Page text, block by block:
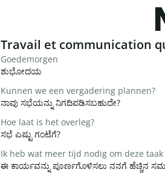
Slide 1 of 6
Travail et communication
Goedemorgen
ಶುಭೋದಯ
Kunnen we een vergadering plannen?
ನಾವು ಸಭೆಯನ್ನು ನಿಗದಿಪಡಿಸಬಹುದೇ?
Hoe laat is het overleg?
ಸಭೆ ಎಷ್ಟು ಗಂಟೆಗೆ?
Ik heb wat meer tijd nodig om deze
ಈ ಕಾರ್ಯವನ್ನು ಪೂರ್ಣಗೊಳಿಸಲು ನನಗೆ ಹೆಚ್ಚಿನ